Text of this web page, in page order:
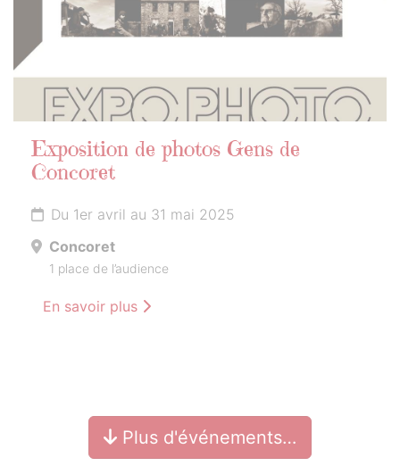
Exposition de photos Gens de
Concoret
Du 1er avril au 31 mai 2025
Concoret
1 place de l’audience
En savoir plus
Plus d'événements…